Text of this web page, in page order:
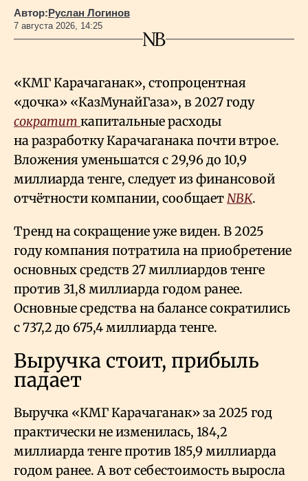
Автор:Руслан Логинов
7 августа 2026, 14:25
«КМГ Карачаганак», стопроцентная
«дочка» «КазМунайГаза», в 2027 году
сократит капитальные расходы
на разработку Карачаганака почти втрое.
Вложения уменьшатся с 29,96 до 10,9
миллиарда тенге, следует из финансовой
отчётности компании, сообщаетNBK.
Тренд на сокращение уже виден. В 2025
году компания потратила на приобретение
основных средств 27 миллиардов тенге
против 31,8 миллиарда годом ранее.
Основные средства на балансе сократились
с 737,2 до 675,4 миллиарда тенге.
Выручка стоит, прибыль
падает
Выручка «КМГ Карачаганак» за 2025 год
практически не изменилась, 184,2
миллиарда тенге против 185,9 миллиарда
годом ранее. А вот себестоимость выросла